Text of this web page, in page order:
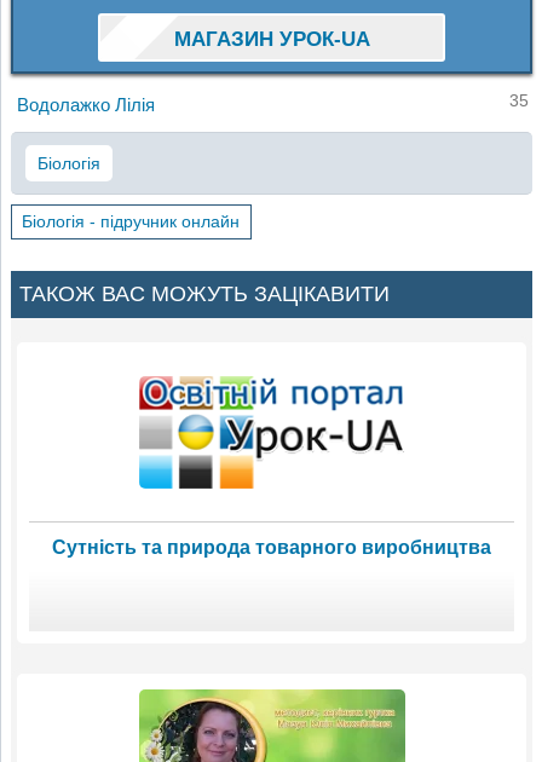
МАГАЗИН УРОК-UA
Водолажко Лілія 35
Біологія
Біологія - підручник онлайн
ТАКОЖ ВАС МОЖУТЬ ЗАЦІКАВИТИ
Сутність та природа товарного виробництва